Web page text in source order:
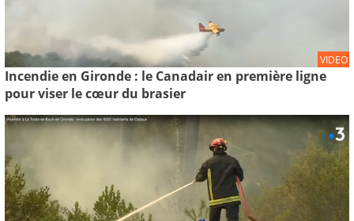
VIDEO
Incendie en Gironde : le Canadair en première ligne
pour viser le cœur du brasier